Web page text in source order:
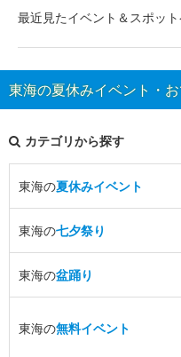
最近見たイベント＆スポット
東海の夏休みイベント・
カテゴリから探す
東海の夏休みイベント
東海の七夕祭り
東海の盆踊り
東海の無料イベント